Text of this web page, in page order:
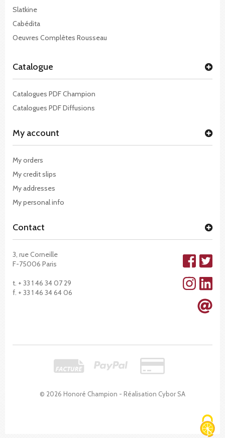
© 2026 Honoré Champion - Réalisation Cybor SA
Slatkine
Cabédita
Oeuvres Complètes Rousseau
Catalogue
Catalogues PDF Champion
Catalogues PDF Diffusions
My account
My orders
My credit slips
My addresses
My personal info
Contact
3, rue Corneille
F-75006 Paris
t. + 33 1 46 34 07 29
f. + 33 1 46 34 64 06